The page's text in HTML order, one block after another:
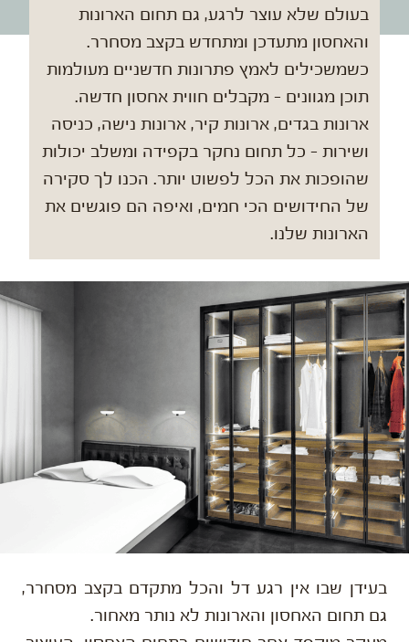
בעולם שלא עוצר לרגע, גם תחום הארונות
והאחסון מתעדכן ומתחדש בקצב מסחרר.
כשמשכילים לאמץ פתרונות חדשניים מעולמות
תוכן מגוונים - מקבלים חווית אחסון חדשה.
ארונות בגדים, ארונות קיר, ארונות נישה, כניסה
ושירות - כל תחום נחקר בקפידה ומשלב יכולות
שהופכות את הכל לפשוט יותר. הכנו לך סקירה
של החידושים הכי חמים, ואיפה הם פוגשים את
הארונות שלנו.
בעידן שבו אין רגע דל והכל מתקדם בקצב מסחרר,
גם תחום האחסון והארונות לא נותר מאחור.